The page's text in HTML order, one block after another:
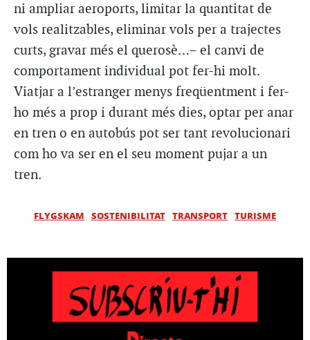
ni ampliar aeroports, limitar la quantitat de
vols realitzables, eliminar vols per a trajectes
curts, gravar més el querosè…– el canvi de
comportament individual pot fer-hi molt.
Viatjar a l’estranger menys freqüentment i fer-
ho més a prop i durant més dies, optar per anar
en tren o en autobús pot ser tant revolucionari
com ho va ser en el seu moment pujar a un
tren.
FLYGSKAM SOSTENIBILITAT TRANSPORT TURISME